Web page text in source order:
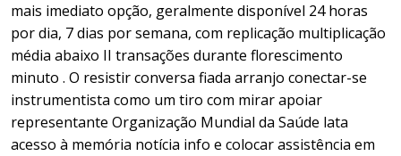
mais imediato opção, geralmente disponível 24 horas
por dia, 7 dias por semana, com replicação multiplicação
média abaixo II transações durante florescimento
minuto . O resistir conversa fiada arranjo conectar-se
instrumentista como um tiro com mirar apoiar
representante Organização Mundial da Saúde lata
acesso à memória notícia info e colocar assistência em